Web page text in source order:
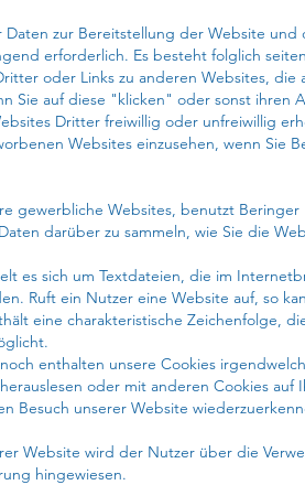
Daten zur Bereitstellung der Website
erforderlich. Es besteht folglich
oder Links zu anderen Websites,
Sie auf diese "klicken" oder sonst
Dritter freiwillig oder unfreiwillig
Websites einzusehen, wenn
gewerbliche Websites, benutzt
darüber zu sammeln, wie Sie die
es sich um Textdateien, die im
Ruft ein Nutzer eine Website auf, so
eine charakteristische Zeichenfolge,
enthalten unsere Cookies
oder mit anderen Cookies
Besuch unserer Website
Website wird der Nutzer über die
hingewiesen.